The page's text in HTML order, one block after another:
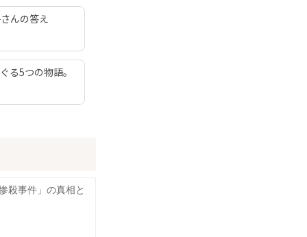
んの答え
る5つの物語。
殺事件」の真相と